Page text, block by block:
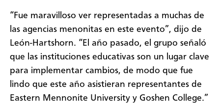
“Fue maravilloso ver representadas a muchas de
las agencias menonitas en este evento”, dijo de
León-Hartshorn. “El año pasado, el grupo señaló
que las instituciones educativas son un lugar clave
para implementar cambios, de modo que fue
lindo que este año asistieran representantes de
Eastern Mennonite University y Goshen College.”